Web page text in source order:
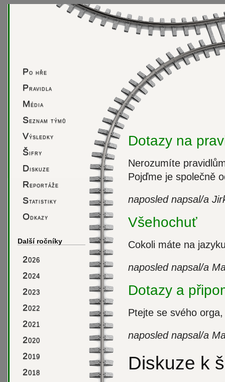
Po hře
Pravidla
Média
Seznam týmů
Výsledky
Šifry
Diskuze
Reportáže
Statistiky
Odkazy
Další ročníky
2026
2024
2023
2022
2021
2020
2019
2018
Dotazy na
Nerozumíte
Pojďme je společně
naposled napsal/a
Všehochuť
Cokoli máte na
naposled napsal/a
Dotazy a
Ptejte se svého
naposled napsal/a
Diskuze k